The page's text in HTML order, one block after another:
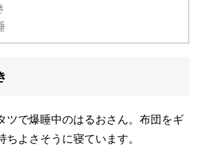
ツで爆睡中のはるおさん。布団をギ
ちよさそうに寝ています。